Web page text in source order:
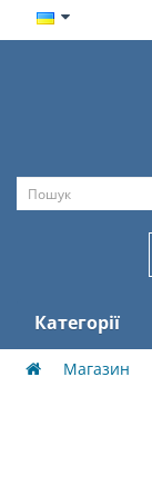
Категорії
Магазин